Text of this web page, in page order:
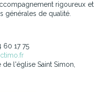
rigoureux et
générales de qualité.
60 17 75
de l'église Saint Simon,